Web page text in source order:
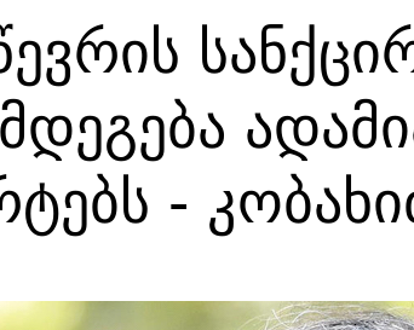
-